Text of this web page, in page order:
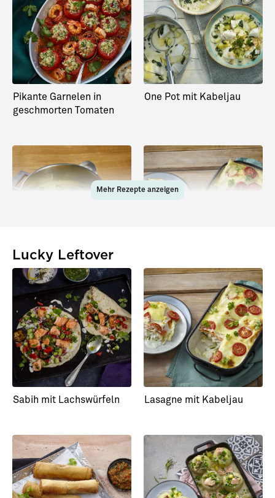
Pikante Garnelen in
geschmorten Tomaten
One Pot mit Kabeljau
One Pot mit Lachs Lasagne mit Kabeljau
Mehr Rezepte anzeigen
Lucky Leftover
Sabih mit Lachswürfeln Lasagne mit Kabeljau